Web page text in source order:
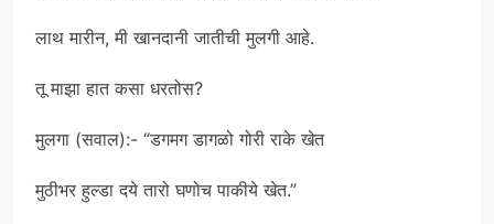
लाथ मारीन, मी खानदानी जातीची मुलगी आहे.
तू माझा हात कसा धरतोस?
मुलगा (सवाल):- “डगमग डागळो गोरी राके खेत
मुठीभर हुल्डा दये तारो घणोच पाकीये खेत.”